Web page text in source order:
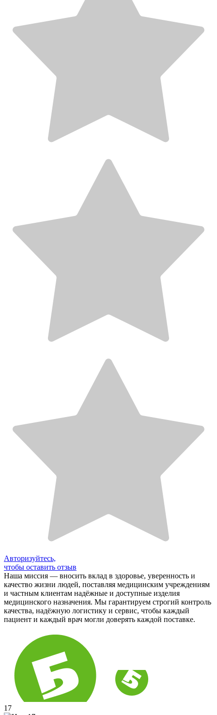
Авторизуйтесь,
чтобы оставить отзыв
Наша миссия — вносить вклад в здоровье, уверенность и
качество жизни людей, поставляя медицинским учреждениям
и частным клиентам надёжные и доступные изделия
медицинского назначения. Мы гарантируем строгий контроль
качества, надёжную логистику и сервис, чтобы каждый
пациент и каждый врач могли доверять каждой поставке.
17